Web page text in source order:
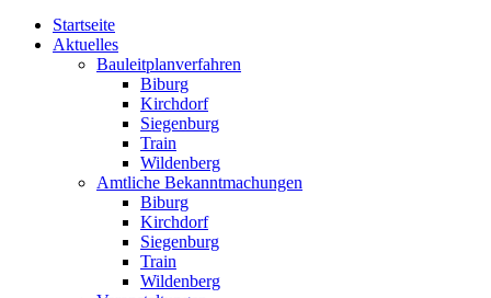
Startseite
Aktuelles
Bauleitplanverfahren
Biburg
Kirchdorf
Siegenburg
Train
Wildenberg
Amtliche Bekanntmachungen
Biburg
Kirchdorf
Siegenburg
Train
Wildenberg